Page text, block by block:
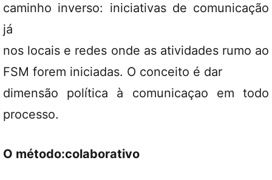
caminho inverso: iniciativas de comunicação
já
nos locais e redes onde as atividades rumo ao
FSM forem iniciadas. O conceito é dar
dimensão política à comunicaçao em todo
processo.
O método:colaborativo